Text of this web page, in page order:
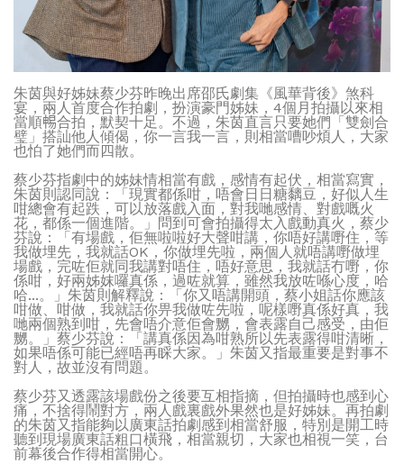
朱茵與好姊妹蔡少芬昨晚出席邵氏劇集《風華背後》煞科
宴，兩人首度合作拍劇，扮演豪門姊妹，4個月拍攝以來相
當順𣈱合拍，默契十足。不過，朱茵直言只要她們「雙劍合
璧」搭訕他人傾偈，你一言我一言，則相當嘈吵煩人，大家
也怕了她們而四散。
蔡少芬指劇中的姊妹情相當有戲，感情有起伏，相當寫實，
朱茵則認同說：「現實都係咁，唔會日日糖黐豆，好似人生
咁總會有起跌，可以放落戲入面，對我哋感情、對戲嘅火
花，都係一個進階。」問到可會拍攝得太入戲動真火，蔡少
芬說：「有場戲，佢無啦啦好大聲咁講，你唔好講嘢住，等
我做埋先，我就話OK，你做埋先啦，兩個人就唔講嘢做埋
場戲，完咗佢就同我講對唔住，唔好意思，我就話冇嘢，你
係咁，好兩姊妺囉真係，過咗就算，雖然我放咗喺心度，哈
哈...。」朱茵則解釋說：「你又唔講開頭，蔡小姐話你應該
咁做、咁做，我就話你畀我做咗先啦，呢樣嘢真係好真，我
哋兩個熟到咁，先會唔介意佢會嬲，會表露自己感受，由佢
嬲。」蔡少芬說：「講真係因為咁熟所以先表露得咁清晰，
如果唔係可能已經唔再睬大家。」朱茵又指最重要是對事不
對人，故並沒有問題。
蔡少芬又透露該場戲份之後要互相指摘，但拍攝時也感到心
痛，不捨得鬧對方，兩人戲裏戲外果然也是好姊妹。再拍劇
的朱茵又指能夠以廣東話拍劇感到相當舒服，特別是開工時
聽到現場廣東話粗口橫飛，相當親切，大家也相視一笑，台
前幕後合作得相當開心。